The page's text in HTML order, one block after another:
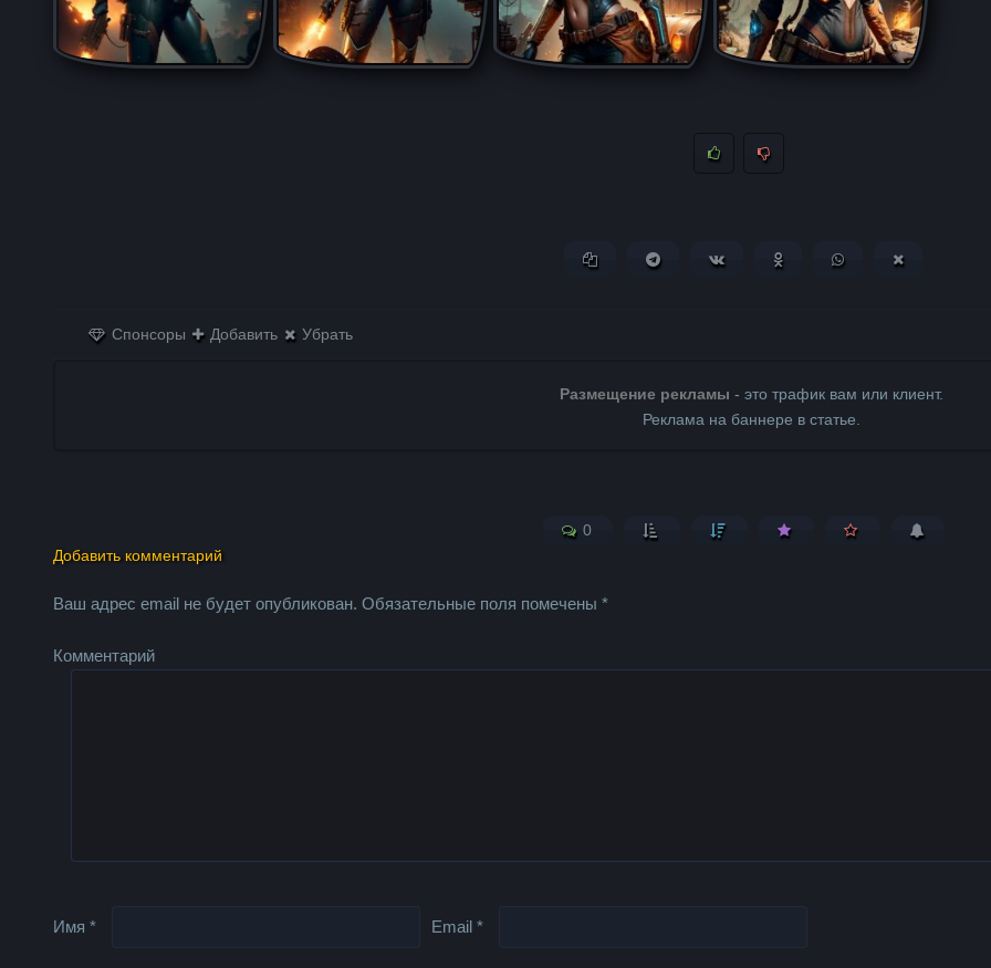
Копировать ссылкуПоделиться в Telegram
Поделиться ВКонтакте
Поделиться вПоделиться в
Спонсоры Добавить Убрать
Размещение рекламы - это трафик вам или клиент.
Реклама на баннере в статье.
0
Добавить комментарий
Ваш адрес email не будет опубликован. Обязательные поля помечены*
Комментарий
Имя* Email*